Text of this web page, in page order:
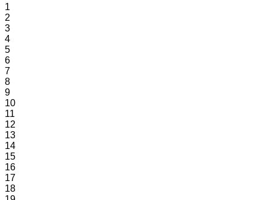
1
2
3
4
5
6
7
8
9
10
11
12
13
14
15
16
17
18